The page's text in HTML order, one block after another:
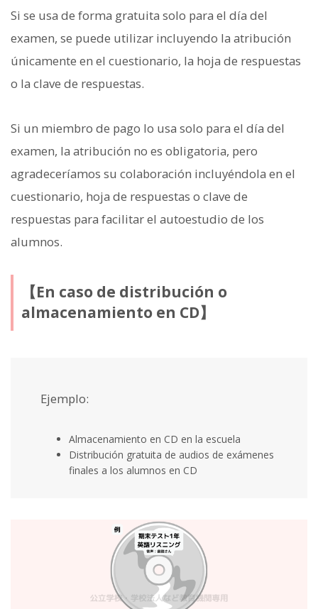
Si se usa de forma gratuita solo para el día del
examen, se puede utilizar incluyendo la atribución
únicamente en el cuestionario, la hoja de respuestas
o la clave de respuestas.
Si un miembro de pago lo usa solo para el día del
examen, la atribución no es obligatoria, pero
agradeceríamos su colaboración incluyéndola en el
cuestionario, hoja de respuestas o clave de
respuestas para facilitar el autoestudio de los
alumnos.
【En caso de distribución o
almacenamiento en CD】
Ejemplo:
Almacenamiento en CD en la escuela
Distribución gratuita de audios de exámenes
finales a los alumnos en CD